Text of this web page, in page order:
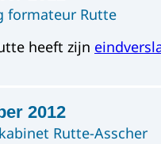
formateur Rutte
heeft zijn
2012
Rutte-Asscher